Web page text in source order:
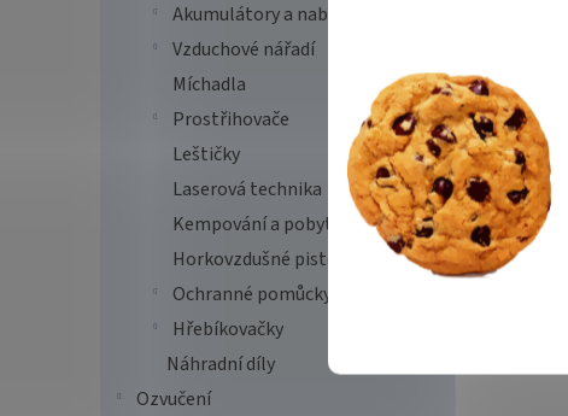
Akumulátory a nabíječky
Vzduchové nářadí
Míchadla
Prostřihovače
Leštičky
Laserová technika
Kempování a pobyt v přírodě
Horkovzdušné pistole
Ochranné pomůcky
Hřebíkovačky
Náhradní díly
Ozvučení